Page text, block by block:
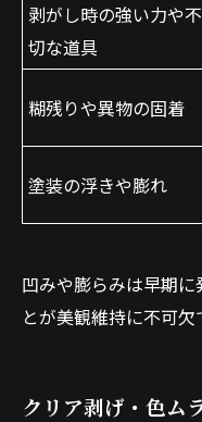
剥がし時の強い力や
切な道具
糊残りや異物の固着
塗装の浮きや膨れ
凹みや膨らみは早期
とが美観維持に不可欠
クリア剥げ・色ム